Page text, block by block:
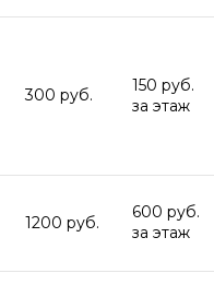
300 руб.
150 руб.
за этаж
1200 руб.
600 руб.
за этаж